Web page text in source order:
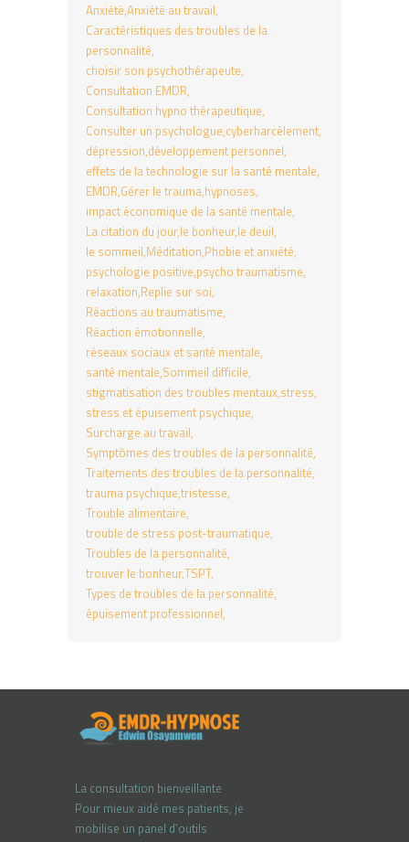
Anxiété Anxiété au travail
Caractéristiques des troubles de la
personnalité
choisir son psychothérapeute
Consultation EMDR
Consultation hypno thérapeutique
Consulter un psychologue cyberharcèlement
dépression développement personnel
effets de la technologie sur la santé mentale
EMDR Gérer le trauma hypnoses
impact économique de la santé mentale
La citation du jour le bonheur le deuil
le sommeil Méditation Phobie et anxiété
psychologie positive psycho traumatisme
relaxation Replie sur soi
Réactions au traumatisme
Réaction émotionnelle
réseaux sociaux et santé mentale
santé mentale Sommeil difficile
stigmatisation des troubles mentaux stress
stress et épuisement psychique
Surcharge au travail
Symptômes des troubles de la personnalité
Traitements des troubles de la personnalité
trauma psychique tristesse
Trouble alimentaire
trouble de stress post-traumatique
Troubles de la personnalité
trouver le bonheurTSPT
Types de troubles de la personnalité
épuisement professionnel
La consultation bienveillante
Pour mieux aidé mes patients, je
mobilise un panel d’outils